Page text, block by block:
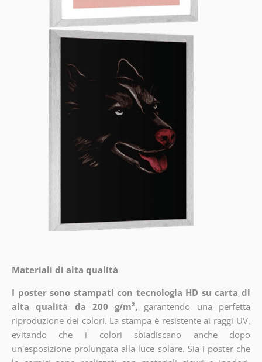
Materiali di alta qualità
I poster sono stampati con tecnologia HD su carta di
alta qualità da 200 g/m², garantendo una perfetta
riproduzione dei colori. La stampa è resistente ai raggi UV,
evitando che i colori sbiadiscano anche dopo
un'esposizione prolungata alla luce solare. Sia i poster che